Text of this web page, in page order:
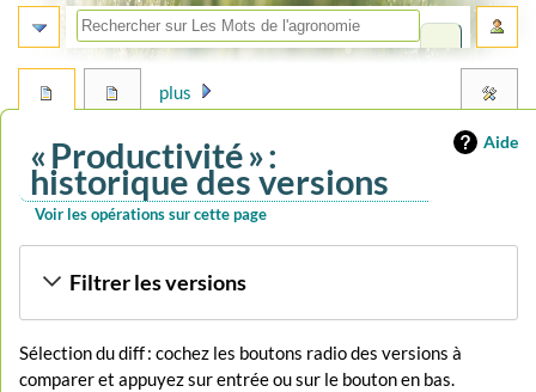
Aide
« Productivité » :
historique des versions
Voir les opérations sur cette page
Filtrer les versions
Sélection du diff : cochez les boutons radio des versions à
comparer et appuyez sur entrée ou sur le bouton en bas.
plus